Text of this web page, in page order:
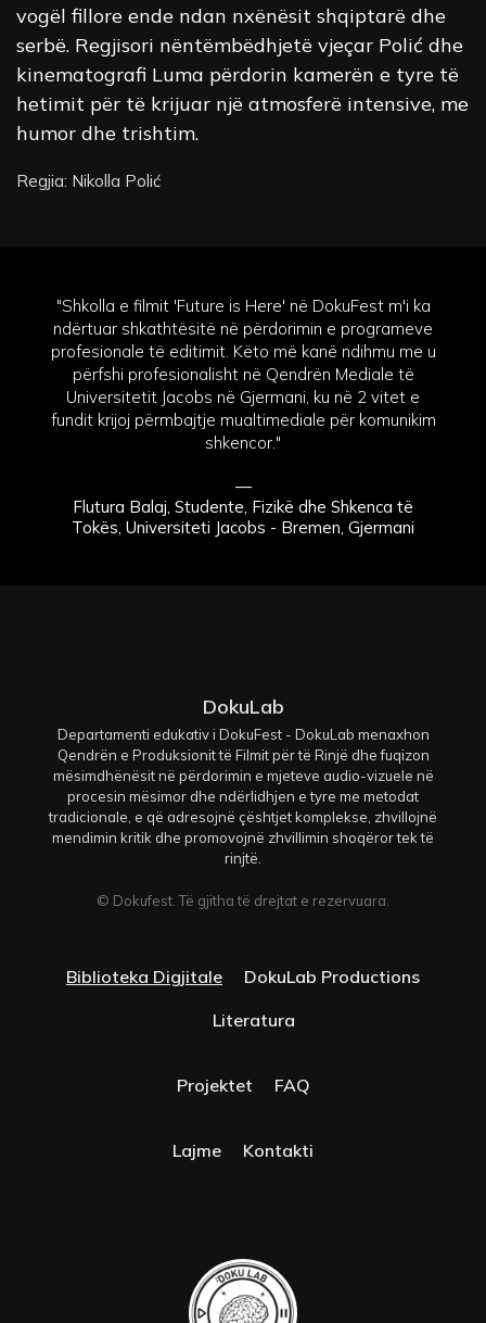
vogël fillore ende ndan nxënësit shqiptarë dhe
serbë. Regjisori nëntëmbëdhjetë vjeçar Polić dhe
kinematografi Luma përdorin kamerën e tyre të
hetimit për të krijuar një atmosferë intensive, me
humor dhe trishtim.
Regjia: Nikolla Polić
"Shkolla e filmit 'Future is Here' në DokuFest m'i ka
ndërtuar shkathtësitë në përdorimin e programeve
profesionale të editimit. Këto më kanë ndihmu me u
përfshi profesionalisht në Qendrën Mediale të
Universitetit Jacobs në Gjermani, ku në 2 vitet e
fundit krijoj përmbajtje mualtimediale për komunikim
shkencor."
—
Flutura Balaj, Studente, Fizikë dhe Shkenca të
Tokës, Universiteti Jacobs - Bremen, Gjermani
DokuLab
Departamenti edukativ i DokuFest - DokuLab menaxhon
Qendrën e Produksionit të Filmit për të Rinjë dhe fuqizon
mësimdhënësit në përdorimin e mjeteve audio-vizuele në
procesin mësimor dhe ndërlidhjen e tyre me metodat
tradicionale, e që adresojnë çështjet komplekse, zhvillojnë
mendimin kritik dhe promovojnë zhvillimin shoqëror tek të
rinjtë.
© Dokufest. Të gjitha të drejtat e rezervuara.
Biblioteka Digjitale
DokuLab Productions
Literatura
Projektet FAQ
Lajme Kontakti